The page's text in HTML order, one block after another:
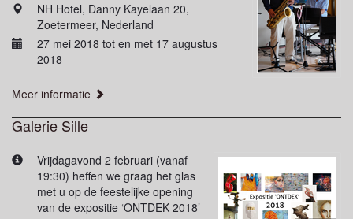
NH Hotel, Danny Kayelaan 20,
Zoetermeer, Nederland
27 mei 2018 tot en met 17 augustus
2018
Meer informatie
Galerie Sille
Vrijdagavond 2 februari (vanaf
19:30) heffen we graag het glas
met u op de feestelijke opening
van de expositie ‘ONTDEK 2018’